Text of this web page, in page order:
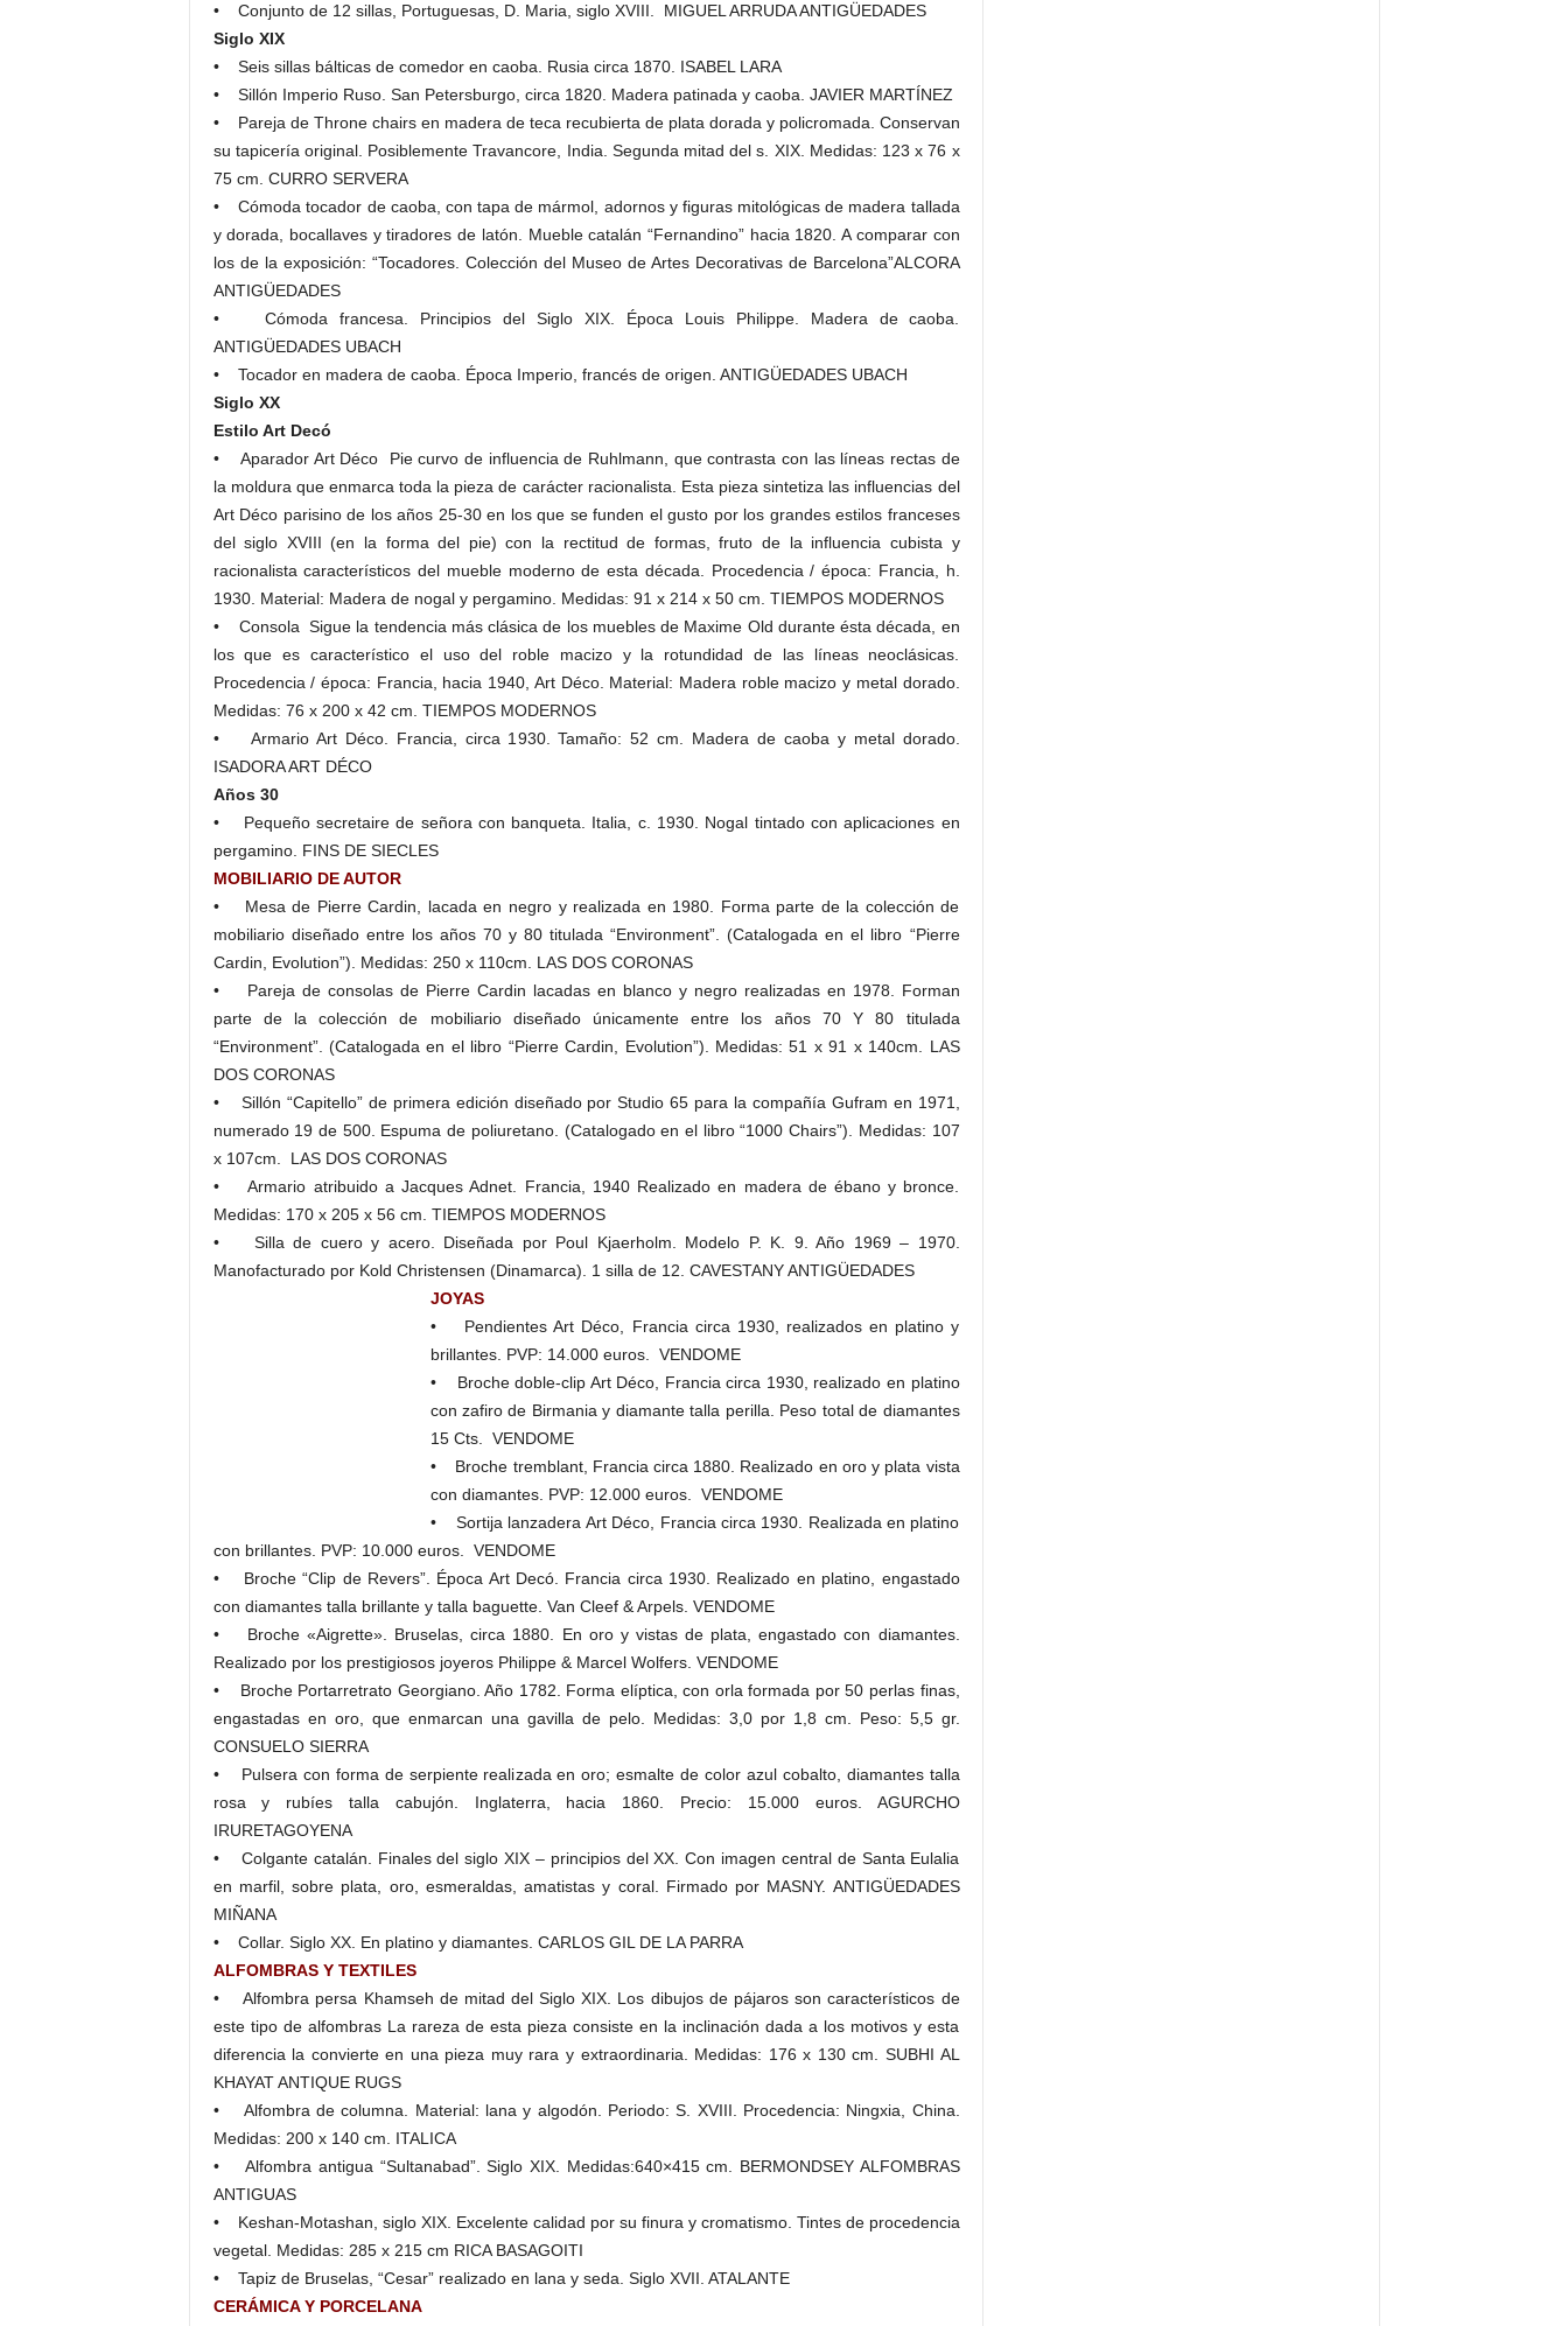
• Conjunto de 12 sillas, Portuguesas, D. Maria, siglo XVIII. MIGUEL ARRUDA ANTIGÜEDADES
Siglo XIX
• Seis sillas bálticas de comedor en caoba. Rusia circa 1870. ISABEL LARA
• Sillón Imperio Ruso. San Petersburgo, circa 1820. Madera patinada y caoba. JAVIER MARTÍNEZ
• Pareja de Throne chairs en madera de teca recubierta de plata dorada y policromada. Conservan
su tapicería original. Posiblemente Travancore, India. Segunda mitad del s. XIX. Medidas: 123 x 76 x
75 cm. CURRO SERVERA
• Cómoda tocador de caoba, con tapa de mármol, adornos y figuras mitológicas de madera tallada
y dorada, bocallaves y tiradores de latón. Mueble catalán “Fernandino” hacia 1820. A comparar con
los de la exposición: “Tocadores. Colección del Museo de Artes Decorativas de Barcelona”ALCORA
ANTIGÜEDADES
• Cómoda francesa. Principios del Siglo XIX. Época Louis Philippe. Madera de caoba.
ANTIGÜEDADES UBACH
• Tocador en madera de caoba. Época Imperio, francés de origen. ANTIGÜEDADES UBACH
Siglo XX
Estilo Art Decó
• Aparador Art Déco Pie curvo de influencia de Ruhlmann, que contrasta con las líneas rectas de
la moldura que enmarca toda la pieza de carácter racionalista. Esta pieza sintetiza las influencias del
Art Déco parisino de los años 25-30 en los que se funden el gusto por los grandes estilos franceses
del siglo XVIII (en la forma del pie) con la rectitud de formas, fruto de la influencia cubista y
racionalista característicos del mueble moderno de esta década. Procedencia / época: Francia, h.
1930. Material: Madera de nogal y pergamino. Medidas: 91 x 214 x 50 cm. TIEMPOS MODERNOS
• Consola Sigue la tendencia más clásica de los muebles de Maxime Old durante ésta década, en
los que es característico el uso del roble macizo y la rotundidad de las líneas neoclásicas.
Procedencia / época: Francia, hacia 1940, Art Déco. Material: Madera roble macizo y metal dorado.
Medidas: 76 x 200 x 42 cm. TIEMPOS MODERNOS
• Armario Art Déco. Francia, circa 1930. Tamaño: 52 cm. Madera de caoba y metal dorado.
ISADORA ART DÉCO
Años 30
• Pequeño secretaire de señora con banqueta. Italia, c. 1930. Nogal tintado con aplicaciones en
pergamino. FINS DE SIECLES
MOBILIARIO DE AUTOR
• Mesa de Pierre Cardin, lacada en negro y realizada en 1980. Forma parte de la colección de
mobiliario diseñado entre los años 70 y 80 titulada “Environment”. (Catalogada en el libro “Pierre
Cardin, Evolution”). Medidas: 250 x 110cm. LAS DOS CORONAS
• Pareja de consolas de Pierre Cardin lacadas en blanco y negro realizadas en 1978. Forman
parte de la colección de mobiliario diseñado únicamente entre los años 70 Y 80 titulada
“Environment”. (Catalogada en el libro “Pierre Cardin, Evolution”). Medidas: 51 x 91 x 140cm. LAS
DOS CORONAS
• Sillón “Capitello” de primera edición diseñado por Studio 65 para la compañía Gufram en 1971,
numerado 19 de 500. Espuma de poliuretano. (Catalogado en el libro “1000 Chairs”). Medidas: 107
x 107cm. LAS DOS CORONAS
• Armario atribuido a Jacques Adnet. Francia, 1940 Realizado en madera de ébano y bronce.
Medidas: 170 x 205 x 56 cm. TIEMPOS MODERNOS
• Silla de cuero y acero. Diseñada por Poul Kjaerholm. Modelo P. K. 9. Año 1969 – 1970.
Manofacturado por Kold Christensen (Dinamarca). 1 silla de 12. CAVESTANY ANTIGÜEDADES
JOYAS
• Pendientes Art Déco, Francia circa 1930, realizados en platino y
brillantes. PVP: 14.000 euros. VENDOME
• Broche doble-clip Art Déco, Francia circa 1930, realizado en platino
con zafiro de Birmania y diamante talla perilla. Peso total de diamantes
15 Cts. VENDOME
• Broche tremblant, Francia circa 1880. Realizado en oro y plata vista
con diamantes. PVP: 12.000 euros. VENDOME
• Sortija lanzadera Art Déco, Francia circa 1930. Realizada en platino
con brillantes. PVP: 10.000 euros. VENDOME
• Broche “Clip de Revers”. Época Art Decó. Francia circa 1930. Realizado en platino, engastado
con diamantes talla brillante y talla baguette. Van Cleef & Arpels. VENDOME
• Broche «Aigrette». Bruselas, circa 1880. En oro y vistas de plata, engastado con diamantes.
Realizado por los prestigiosos joyeros Philippe & Marcel Wolfers. VENDOME
• Broche Portarretrato Georgiano. Año 1782. Forma elíptica, con orla formada por 50 perlas finas,
engastadas en oro, que enmarcan una gavilla de pelo. Medidas: 3,0 por 1,8 cm. Peso: 5,5 gr.
CONSUELO SIERRA
• Pulsera con forma de serpiente realizada en oro; esmalte de color azul cobalto, diamantes talla
rosa y rubíes talla cabujón. Inglaterra, hacia 1860. Precio: 15.000 euros. AGURCHO
IRURETAGOYENA
• Colgante catalán. Finales del siglo XIX – principios del XX. Con imagen central de Santa Eulalia
en marfil, sobre plata, oro, esmeraldas, amatistas y coral. Firmado por MASNY. ANTIGÜEDADES
MIÑANA
• Collar. Siglo XX. En platino y diamantes. CARLOS GIL DE LA PARRA
ALFOMBRAS Y TEXTILES
• Alfombra persa Khamseh de mitad del Siglo XIX. Los dibujos de pájaros son característicos de
este tipo de alfombras La rareza de esta pieza consiste en la inclinación dada a los motivos y esta
diferencia la convierte en una pieza muy rara y extraordinaria. Medidas: 176 x 130 cm. SUBHI AL
KHAYAT ANTIQUE RUGS
• Alfombra de columna. Material: lana y algodón. Periodo: S. XVIII. Procedencia: Ningxia, China.
Medidas: 200 x 140 cm. ITALICA
• Alfombra antigua “Sultanabad”. Siglo XIX. Medidas:640×415 cm. BERMONDSEY ALFOMBRAS
ANTIGUAS
• Keshan-Motashan, siglo XIX. Excelente calidad por su finura y cromatismo. Tintes de procedencia
vegetal. Medidas: 285 x 215 cm RICA BASAGOITI
• Tapiz de Bruselas, “Cesar” realizado en lana y seda. Siglo XVII. ATALANTE
CERÁMICA Y PORCELANA